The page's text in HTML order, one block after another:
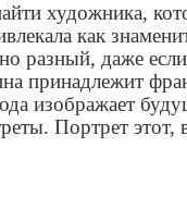
художника,
как
разный, даже
принадлежит
изображает
Портрет